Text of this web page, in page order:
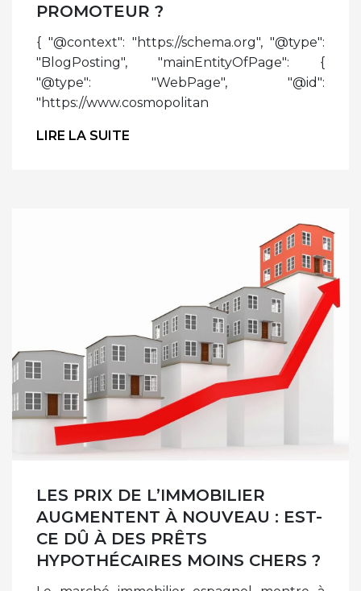
PROMOTEUR ?
{ "@context": "https://schema.org", "@type":
"BlogPosting", "mainEntityOfPage": {
"@type": "WebPage", "@id":
"https://www.cosmopolitan
LIRE LA SUITE
LES PRIX DE L’IMMOBILIER
AUGMENTENT À NOUVEAU : EST-
CE DÛ À DES PRÊTS
HYPOTHÉCAIRES MOINS CHERS ?